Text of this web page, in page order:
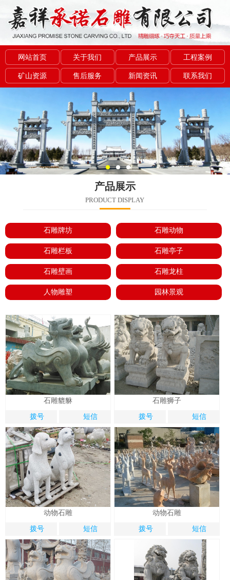
网站首页 关于我们 产品展示 工程案例
矿山资源 售后服务 新闻资讯 联系我们
产品展示
PRODUCT DISPLAY
石雕牌坊 石雕动物
石雕栏板 石雕亭子
石雕壁画 石雕龙柱
人物雕塑 园林景观
石雕貔貅
拨号 短信
石雕狮子
拨号 短信
动物石雕
拨号 短信
动物石雕
拨号 短信